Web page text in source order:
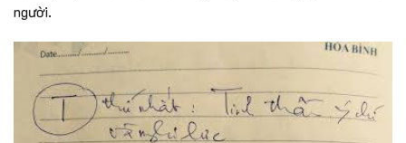
người.